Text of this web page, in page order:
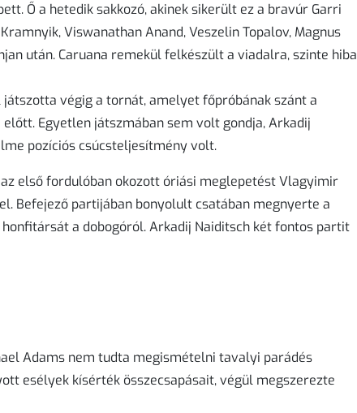
Ő a hetedik sakkozó, akinek sikerült ez a bravúr Garri
Viswanathan Anand, Veszelin Topalov, Magnus
után. Caruana remekül felkészült a viadalra, szinte hiba
végig a tornát, amelyet főpróbának szánt a
Egyetlen játszmában sem volt gondja, Arkadij
pozíciós csúcsteljesítmény volt.
első fordulóban okozott óriási meglepetést Vlagyimir
Befejező partijában bonyolult csatában megnyerte a
a dobogóról. Arkadij Naiditsch két fontos partit
Adams nem tudta megismételni tavalyi parádés
esélyek kísérték összecsapásait, végül megszerezte